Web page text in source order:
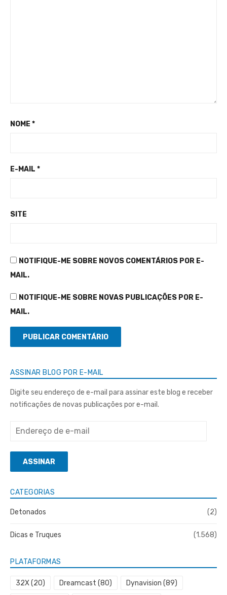
NOME *
E-MAIL *
SITE
NOTIFIQUE-ME SOBRE NOVOS COMENTÁRIOS POR E-
MAIL.
NOTIFIQUE-ME SOBRE NOVAS PUBLICAÇÕES POR E-
MAIL.
ASSINAR BLOG POR E-MAIL
Digite seu endereço de e-mail para assinar este blog e receber
notificações de novas publicações por e-mail.
Endereço
e-
mailASSINAR
CATEGORIAS
Detonados (2)
Dicas e Truques (1.568)
PLATAFORMAS
32X(20) Dreamcast (80) Dynavision (89)